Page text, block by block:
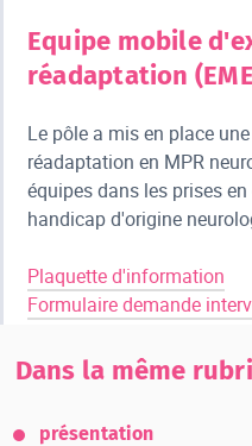
Equipe mobile
réadaptation
Le pôle a mis en place
réadaptation en MPR
équipes dans les prises
handicap d'origine
Plaquette d'information
Formulaire demande
Dans la même
présentation